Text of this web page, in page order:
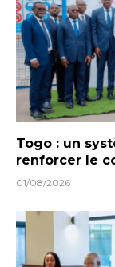
Togo : un
renforcer le
01/08/2026